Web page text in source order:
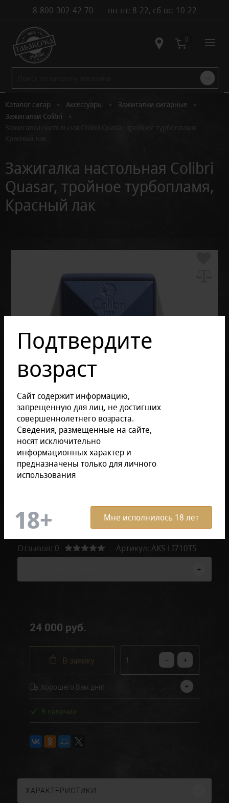
8-800-302-42-70 пн-пт: 8-22, сб-вс: 10-22
Контакты 0
Каталог сигар Аксессуары Зажигалки сигарные
Зажигалки Colibri
Зажигалка настольная Colibri Quasar, тройное турбопламя,
Красный лак
Зажигалка настольная Colibri
Quasar, тройное турбопламя,
Красный лак
Подтвердите
возраст
Сайт содержит информацию,
запрещенную для лиц, не достигших
совершеннолетнего возраста.
Сведения, размещенные на сайте,
носят исключительно
информационных характер и
предназначены только для личного
использования
Мне исполнилось 18 лет
Отзывов: 0 Артикул: AKS-LI710T5
24 000 руб.
В заявку
Хорошего Вам дня!
В наличии
ХАРАКТЕРИСТИКИ